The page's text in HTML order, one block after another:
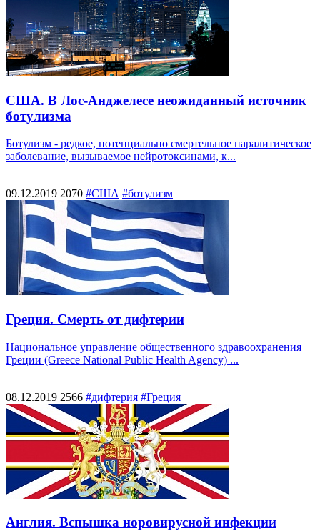
США. В Лос-Анджелесе неожиданный источник
ботулизма
Ботулизм - редкое, потенциально смертельное паралитическое
заболевание, вызываемое нейротоксинами, к...
09.12.2019 2070 #США #ботулизм
Греция. Смерть от дифтерии
Национальное управление общественного здравоохранения
Греции (Greece National Public Health Agency) ...
08.12.2019 2566 #дифтерия #Греция
Англия. Вспышка норовирусной инфекции